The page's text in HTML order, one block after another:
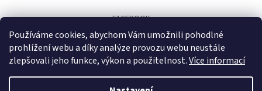
Používáme cookies, abychom Vám umožnili pohodlné
prohlížení webu a díky analýze provozu webu neustále
zlepšovali jeho funkce, výkon a použitelnost.Více informací
FACEBOOK
Certifikát